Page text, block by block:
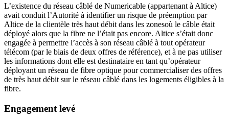
L’existence du réseau câblé de Numericable (appartenant à Altice)
avait conduit l’Autorité à identifier un risque de préemption par
Altice de la clientèle très haut débit dans les zonesoù le câble était
déployé alors que la fibre ne l’était pas encore. Altice s’était donc
engagée à permettre l’accès à son réseau câblé à tout opérateur
télécom (par le biais de deux offres de référence), et à ne pas utiliser
les informations dont elle est destinataire en tant qu’opérateur
déployant un réseau de fibre optique pour commercialiser des offres
de très haut débit sur le réseau câblé dans les logements éligibles à la
fibre.
Engagement levé